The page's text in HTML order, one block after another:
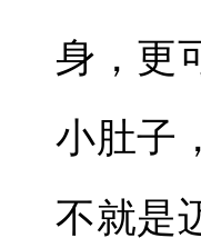
身，更
小肚子
不就是